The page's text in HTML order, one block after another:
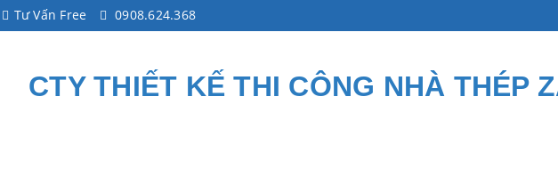
Tư Vấn Free 0908.624.368
CTY THIẾT KẾ THI CÔNG NHÀ THÉP